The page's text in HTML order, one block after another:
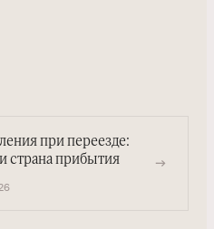
при переезде:
и страна прибытия
→